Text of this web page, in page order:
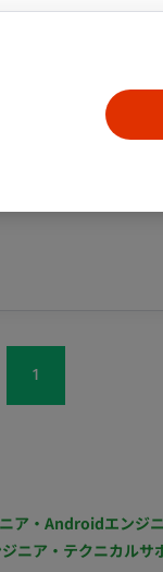
です。 ・【未
環境です。少人数
比寿駅】社
別）
恵比寿駅最低稼
ジュール管理（
祝い花の手配
がいるのでメン
)：「会社の定める業
） ▼産前産後休暇
万～ ※キャリア
：社会保険完備
用保険・労災保
まかない有 制服
1
ア・Androidエンジ
ニア・テクニカルサ